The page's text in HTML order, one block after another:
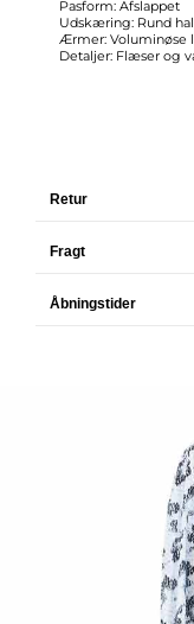
Pasform: Afslappet
Udskæring: Rund
Ærmer: Voluminøse
Detaljer: Flæser og
Retur
Fragt
Åbningstider